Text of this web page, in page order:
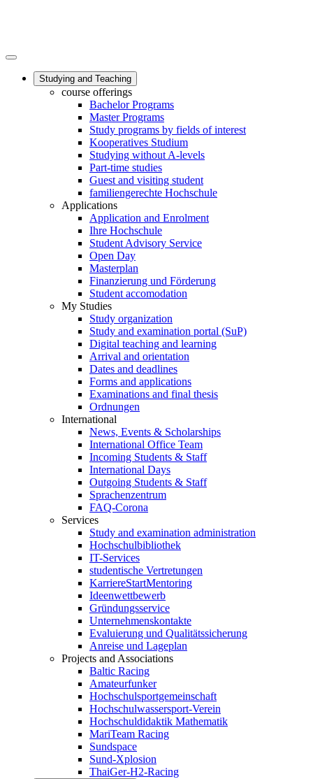
Studying and Teaching
course offerings
Bachelor Programs
Master Programs
Study programs by fields of interest
Kooperatives Studium
Studying without A-levels
Part-time studies
Guest and visiting student
familiengerechte Hochschule
Applications
Application and Enrolment
Ihre Hochschule
Student Advisory Service
Open Day
Masterplan
Finanzierung und Förderung
Student accomodation
My Studies
Study organization
Study and examination portal (SuP)
Digital teaching and learning
Arrival and orientation
Dates and deadlines
Forms and applications
Examinations and final thesis
Ordnungen
International
News, Events & Scholarships
International Office Team
Incoming Students & Staff
International Days
Outgoing Students & Staff
Sprachenzentrum
FAQ-Corona
Services
Study and examination administration
Hochschulbibliothek
IT-Services
studentische Vertretungen
KarriereStartMentoring
Ideenwettbewerb
Gründungsservice
Unternehmenskontakte
Evaluierung und Qualitätssicherung
Anreise und Lageplan
Projects and Associations
Baltic Racing
Amateurfunker
Hochschulsportgemeinschaft
Hochschulwassersport-Verein
Hochschuldidaktik Mathematik
MariTeam Racing
Sundspace
Sund-Xplosion
ThaiGer-H2-Racing